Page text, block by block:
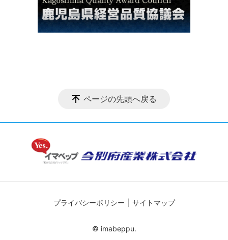
ページの先頭へ戻る
プライバシーポリシー サイトマップ
© imabeppu.